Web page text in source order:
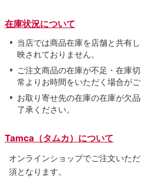
在庫状況について
当店では商品在庫を店舗と共有
映されておりません。
ご注文商品の在庫が不足・在庫
常よりお時間をいただく場合がご
お取り寄せ先の在庫の在庫が欠
了承ください。
Tamca（タムカ）について
オンラインショップでご注⽂いた
須となります。